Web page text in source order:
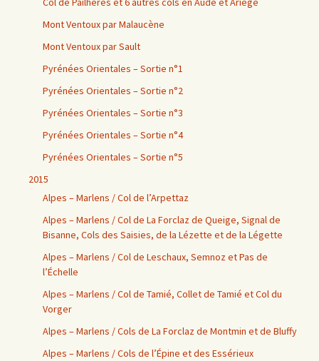
Mont Ventoux par Malaucène
Mont Ventoux par Sault
Pyrénées Orientales – Sortie n°1
Pyrénées Orientales – Sortie n°2
Pyrénées Orientales – Sortie n°3
Pyrénées Orientales – Sortie n°4
Pyrénées Orientales – Sortie n°5
2015
Alpes – Marlens / Col de l’Arpettaz
Alpes – Marlens / Col de La Forclaz de Queige, Signal de
Bisanne, Cols des Saisies, de la Lézette et de la Légette
Alpes – Marlens / Col de Leschaux, Semnoz et Pas de
l’Échelle
Alpes – Marlens / Col de Tamié, Collet de Tamié et Col du
Vorger
Alpes – Marlens / Cols de La Forclaz de Montmin et de Bluffy
Alpes – Marlens / Cols de l’Épine et des Essérieux